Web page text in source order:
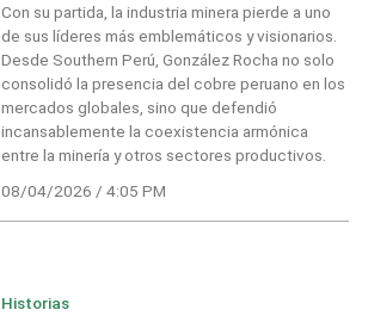
Con su partida, la industria minera pierde a uno
de sus líderes más emblemáticos y visionarios.
Desde Southern Perú, González Rocha no solo
consolidó la presencia del cobre peruano en los
mercados globales, sino que defendió
incansablemente la coexistencia armónica
entre la minería y otros sectores productivos.
08/04/2026 / 4:05 PM
Historias